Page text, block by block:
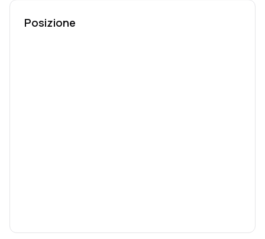
Posizione